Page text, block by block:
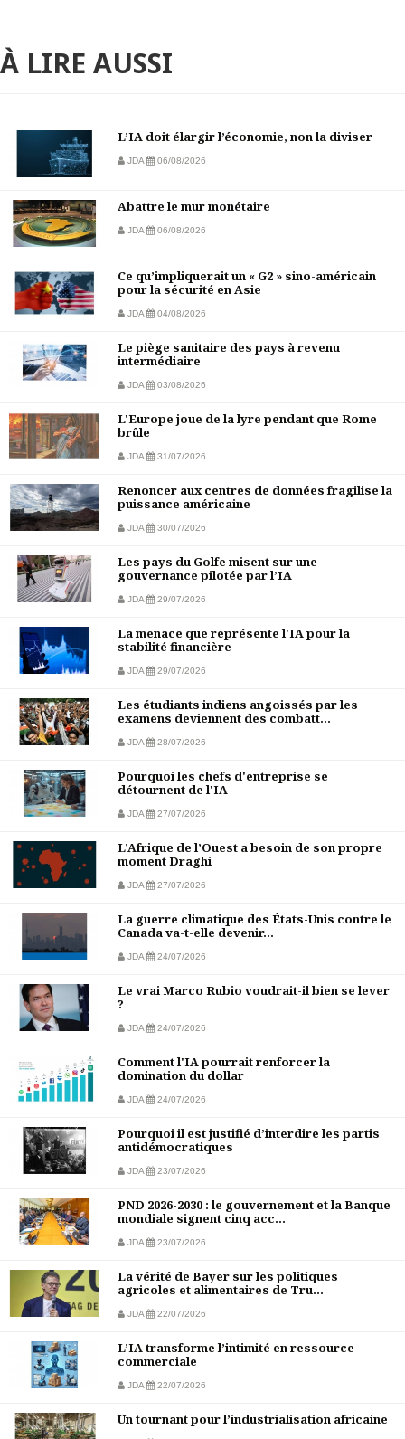
À LIRE AUSSI
L’IA doit élargir l’économie, non la diviser
JDA 06/08/2026
Abattre le mur monétaire
JDA 06/08/2026
Ce qu’impliquerait un « G2 » sino-américain
pour la sécurité en Asie
JDA 04/08/2026
Le piège sanitaire des pays à revenu
intermédiaire
JDA 03/08/2026
L'Europe joue de la lyre pendant que Rome
brûle
JDA 31/07/2026
Renoncer aux centres de données fragilise la
puissance américaine
JDA 30/07/2026
Les pays du Golfe misent sur une
gouvernance pilotée par l’IA
JDA 29/07/2026
La menace que représente l'IA pour la
stabilité financière
JDA 29/07/2026
Les étudiants indiens angoissés par les
examens deviennent des combatt...
JDA 28/07/2026
Pourquoi les chefs d'entreprise se
détournent de l'IA
JDA 27/07/2026
L’Afrique de l’Ouest a besoin de son propre
moment Draghi
JDA 27/07/2026
La guerre climatique des États-Unis contre le
Canada va-t-elle devenir...
JDA 24/07/2026
Le vrai Marco Rubio voudrait-il bien se lever
?
JDA 24/07/2026
Comment l'IA pourrait renforcer la
domination du dollar
JDA 24/07/2026
Pourquoi il est justifié d’interdire les partis
antidémocratiques
JDA 23/07/2026
PND 2026-2030 : le gouvernement et la Banque
mondiale signent cinq acc...
JDA 23/07/2026
La vérité de Bayer sur les politiques
agricoles et alimentaires de Tru...
JDA 22/07/2026
L’IA transforme l’intimité en ressource
commerciale
JDA 22/07/2026
Un tournant pour l’industrialisation africaine